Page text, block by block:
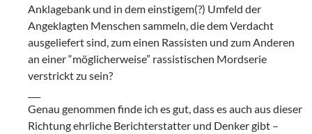
Anklagebank und in dem einstigem(?) Umfeld der
Angeklagten Menschen sammeln, die dem Verdacht
ausgeliefert sind, zum einen Rassisten und zum Anderen
an einer “möglicherweise” rassistischen Mordserie
verstrickt zu sein?
Genau genommen finde ich es gut, dass es auch aus dieser
Richtung ehrliche Berichterstatter und Denker gibt –